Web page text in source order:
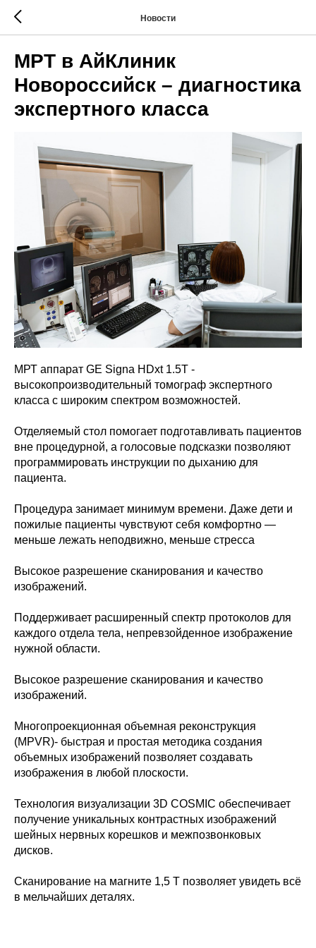
Новости
МРТ в АйКлиник
Новороссийск – диагностика
экспертного класса
МРТ аппарат GE Signa HDxt 1.5Т -
высокопроизводительный томограф экспертного
класса с широким спектром возможностей.
Отделяемый стол помогает подготавливать пациентов
вне процедурной, а голосовые подсказки позволяют
программировать инструкции по дыханию для
пациента.
Процедура занимает минимум времени. Даже дети и
пожилые пациенты чувствуют себя комфортно —
меньше лежать неподвижно, меньше стресса
Высокое разрешение сканирования и качество
изображений.
Поддерживает расширенный спектр протоколов для
каждого отдела тела, непревзойденное изображение
нужной области.
Высокое разрешение сканирования и качество
изображений.
Многопроекционная объемная реконструкция
(MPVR)- быстрая и простая методика создания
объемных изображений позволяет создавать
изображения в любой плоскости.
Технология визуализации 3D COSMIC обеспечивает
получение уникальных контрастных изображений
шейных нервных корешков и межпозвонковых
дисков.
Сканирование на магните 1,5 Т позволяет увидеть всё
в мельчайших деталях.